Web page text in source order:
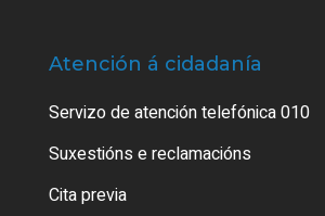
Atención á cidadanía
Servizo de atención telefónica 010
Suxestións e reclamacións
Cita previa